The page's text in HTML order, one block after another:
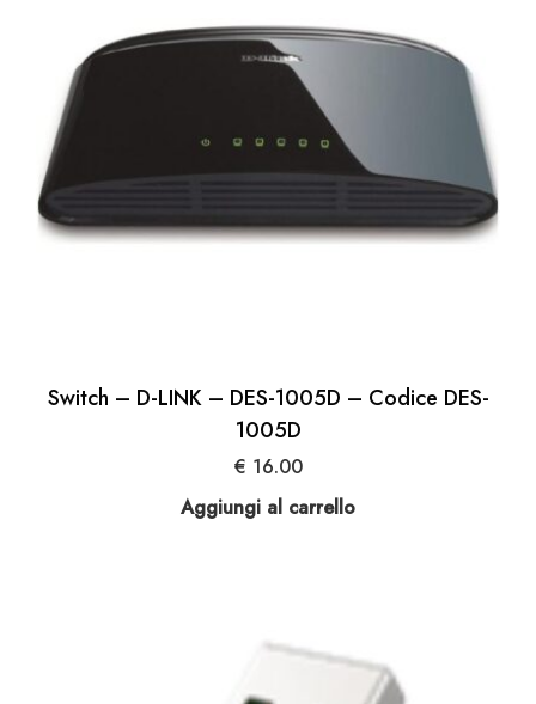
Switch – D-LINK – DES-1005D – Codice DES-
1005D
€ 16.00
Aggiungi al carrello